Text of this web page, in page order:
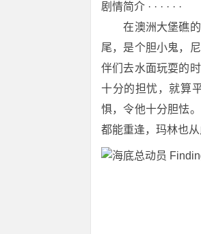
剧情简介 · · · · · ·
在澳洲大堡礁的
尾，是个胆小鬼，
伴们去水面玩耍的
十分的担忧，就算
惧，令他十分胆怯
都能重逢，玛林也